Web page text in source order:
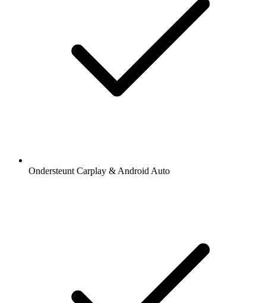
Ondersteunt Carplay & Android Auto